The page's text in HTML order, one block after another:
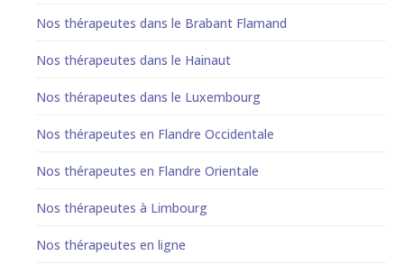
Nos thérapeutes dans le Brabant Flamand
Nos thérapeutes dans le Hainaut
Nos thérapeutes dans le Luxembourg
Nos thérapeutes en Flandre Occidentale
Nos thérapeutes en Flandre Orientale
Nos thérapeutes à Limbourg
Nos thérapeutes en ligne